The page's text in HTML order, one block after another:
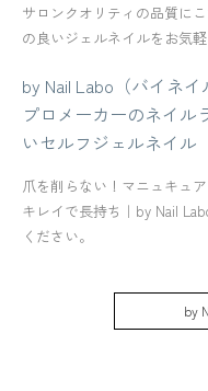
サロンクオリティの品質に
の良いジェルネイルをお気
by Nail Labo（バイネイ
プロメーカーのネイル
いセルフジェルネイル
爪を削らない！マニュキュ
キレイで長持ち｜by Nail
ください。
by